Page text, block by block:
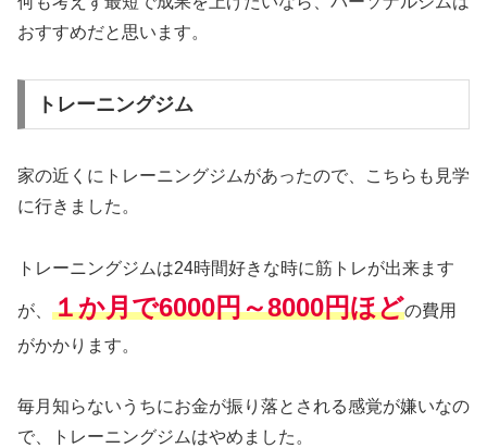
おすすめだと思います。
トレーニングジム
家の近くにトレーニングジムがあったので、こちらも見学
に行きました。
トレーニングジムは24時間好きな時に筋トレが出来ます
が、 １か月で6000円～8000円ほどの費用
がかかります。
毎月知らないうちにお金が振り落とされる感覚が嫌いなの
で、トレーニングジムはやめました。